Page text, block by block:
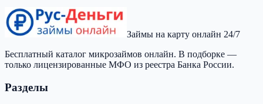
Займы на карту онлайн 24/7
Бесплатный каталог микрозаймов онлайн. В подборке —
только лицензированные МФО из реестра Банка России.
Разделы